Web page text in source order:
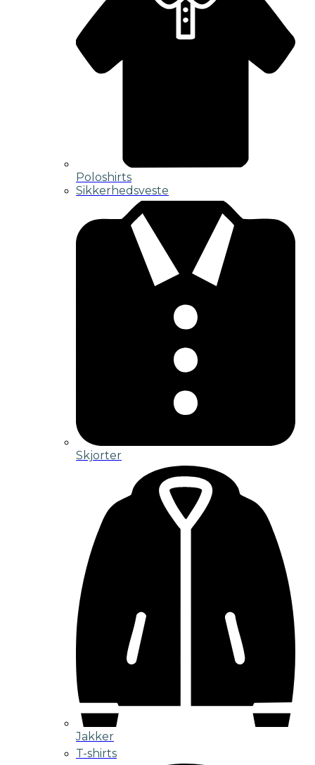
Poloshirts
Sikkerhedsveste
Skjorter
Jakker
T-shirts